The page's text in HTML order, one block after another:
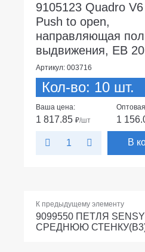
9105123 Quadro
Push to open,
направляющая
выдвижения, EB
Артикул: 003716
Кол-во: 10 шт.
Ваша цена:
1 817.85 ₽/шт 1
В
К предыдущему элементу
9099550 ПЕТЛЯ
СРЕДНЮЮ